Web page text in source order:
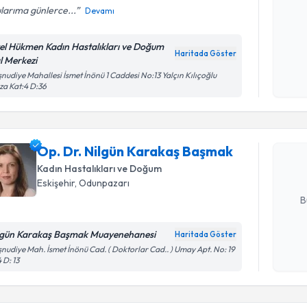
günlerce...
Devamı
Hükmen Kadın Hastalıkları ve Doğum
Merkezi
Haritada Göster
Mahallesi İsmet İnönü 1 Caddesi No:13 Yalçın Kılıçoğlu
Kat:4 D:36
Op. Dr. Nilgün Karakaş Başmak
Kadın Hastalıkları ve Doğum
Eskişehir, Odunpazarı
Karakaş Başmak Muayenehanesi Haritada Göster
Mah. İsmet İnönü Cad. ( Doktorlar Cad.. ) Umay Apt. No: 19
D: 13
Op. Dr.
oluşturun.